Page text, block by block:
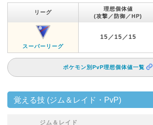
リーグ
理想個体値
(攻撃／防御／HP)
スーパーリーグ
15／15／15
ポケモン別PvP理想個体値一覧
覚える技 (ジム＆レイド・PvP)
ジム＆レイド